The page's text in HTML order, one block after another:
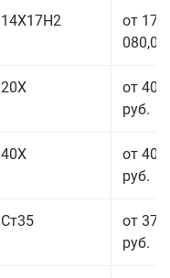
14Х17Н2
от 177
080,00
20Х
от 40
руб.
40Х
от 40
руб.
Ст35
от 37
руб.